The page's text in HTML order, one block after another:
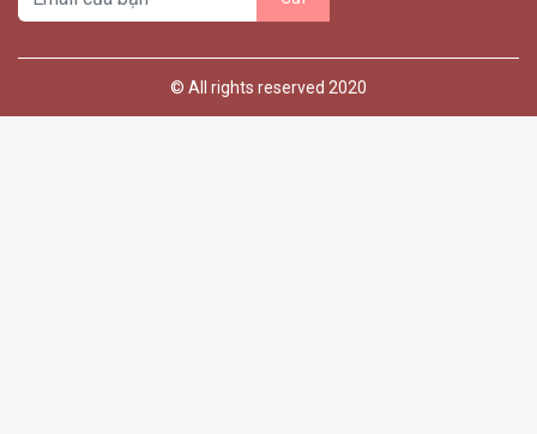
© All rights reserved 2020